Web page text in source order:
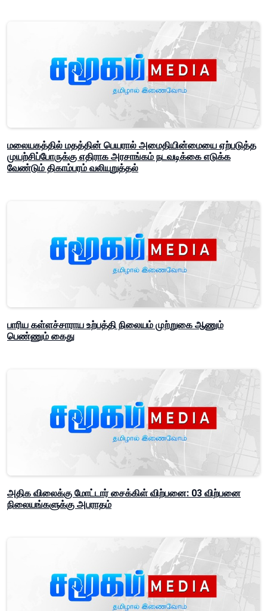
மலையகத்தில் மதத்தின் பெயரால் அமைதியின்மையை ஏற்படுத்த
முயற்சிப்போருக்கு எதிராக அரசாங்கம் நடவடிக்கை எடுக்க
வேண்டும் திகாம்பரம் வலியுறுத்தல்
பாரிய கள்ளச்சாராய உற்பத்தி நிலையம் முற்றுகை ஆணும்
பெண்ணும் கைது
அதிக விலைக்கு மோட்டார் சைக்கிள் விற்பனை: 03 விற்பனை
நிலையங்களுக்கு அபராதம்